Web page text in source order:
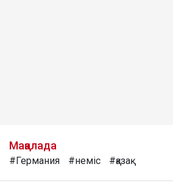
Мақалада
#Германия #неміс #қазақ